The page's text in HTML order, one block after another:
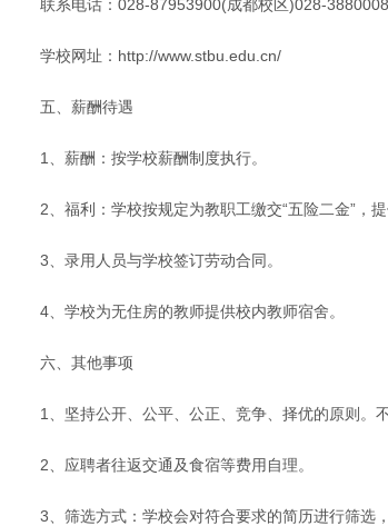
联系电话：028-87953900(成都校区)028-
学校网址：http://www.stbu.edu.cn/
五、薪酬待遇
1、薪酬：按学校薪酬制度执行。
2、福利：学校按规定为教职工缴交“五险二金”，
3、录用人员与学校签订劳动合同。
4、学校为无住房的教师提供校内教师宿舍。
六、其他事项
1、坚持公开、公平、公正、竞争、择优的原则。
2、应聘者往返交通及食宿等费用自理。
3、筛选方式：学校会对符合要求的简历进行筛选